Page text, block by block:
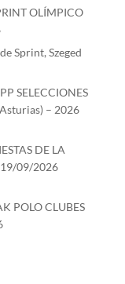
OLÍMPICO
Sprint, Szeged
SELECCIONES
– 2026
DE LA
19/09/2026
POLO CLUBES